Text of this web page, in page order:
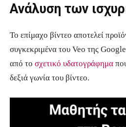
Ανάλυση των
Το επίμαχο βίντεο αποτελεί
συγκεκριμένα του Veo της
από το σχετικό υδατογράφημα
δεξιά γωνία του βίντεο.